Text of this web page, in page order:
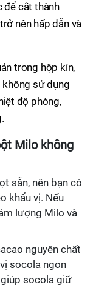
để cắt thành
nên hấp dẫn và
trong hộp kín,
không sử dụng
độ phòng,
Milo không
sẵn, nên bạn có
khẩu vị. Nếu
lượng Milo và
nguyên chất
socola ngon
socola giữ